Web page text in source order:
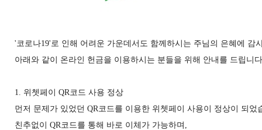
'코로나19'로 인해 어려운 가운데서도 함께하시는 주님의 은혜에 감
아래와 같이 온라인 헌금을 이용하시는 분들을 위해 안내를 드립니
1. 위쳇페이 QR코드 사용 정상
먼저 문제가 있었던 QR코드를 이용한 위쳇페이 사용이 정상이 되었
친추없이 QR코드를 통해 바로 이체가 가능하며,